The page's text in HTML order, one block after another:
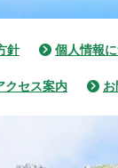
針 個人情報
クセス案内